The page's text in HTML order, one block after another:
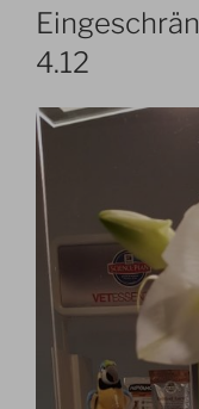
AM
4.12